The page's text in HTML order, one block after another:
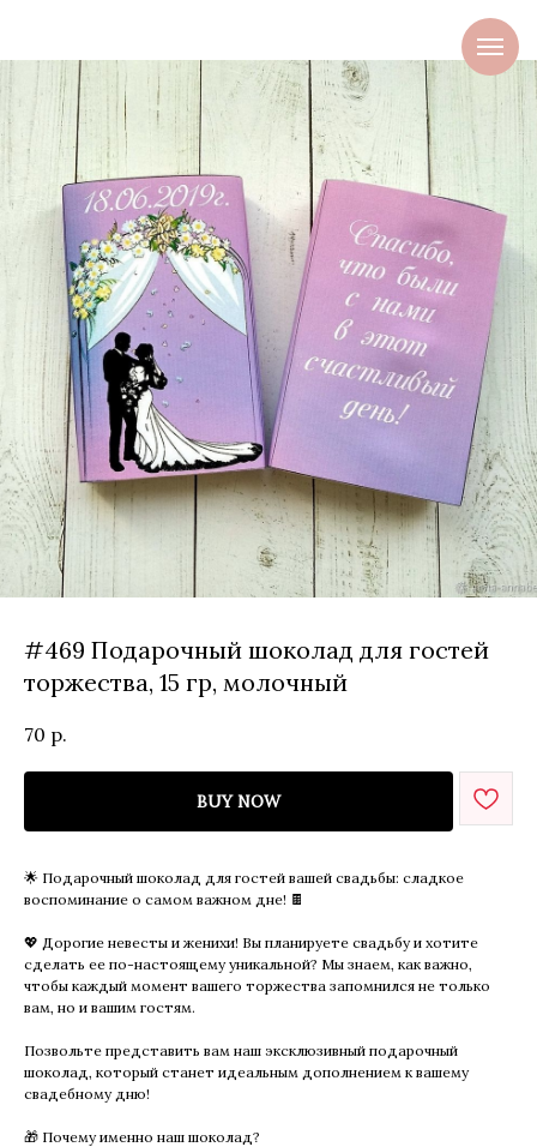
#469 Подарочный шоколад для гостей
торжества, 15 гр, молочный
70 р.
BUY NOW
🌟 Подарочный шоколад для гостей вашей свадьбы: сладкое
воспоминание о самом важном дне! 🍫
💖 Дорогие невесты и женихи! Вы планируете свадьбу и хотите
сделать ее по-настоящему уникальной? Мы знаем, как важно,
чтобы каждый момент вашего торжества запомнился не только
вам, но и вашим гостям.
Позвольте представить вам наш эксклюзивный подарочный
шоколад, который станет идеальным дополнением к вашему
свадебному дню!
🎁 Почему именно наш шоколад?